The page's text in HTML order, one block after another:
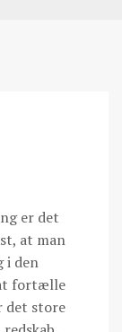
er det
at man
i den
fortælle
det store